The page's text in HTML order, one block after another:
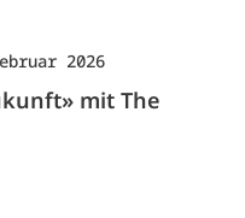
2026
mit The